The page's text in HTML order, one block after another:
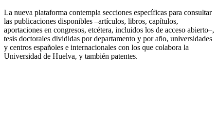
La nueva plataforma contempla secciones específicas para consultar
las publicaciones disponibles –artículos, libros, capítulos,
aportaciones en congresos, etcétera, incluidos los de acceso abierto–,
tesis doctorales divididas por departamento y por año, universidades
y centros españoles e internacionales con los que colabora la
Universidad de Huelva, y también patentes.